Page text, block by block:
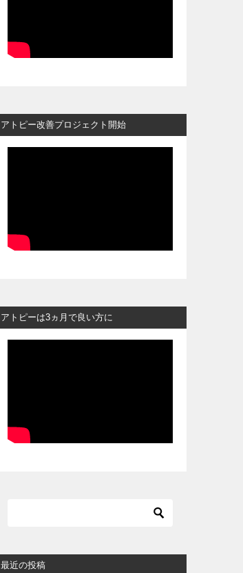
アトピー改善プロジェクト開始
アトピーは3ヵ月で良い方に
最近の投稿